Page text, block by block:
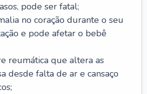
pode ser fatal;
no coração durante o seu
e pode afetar o bebê
reumática que altera as
desde falta de ar e cansaço